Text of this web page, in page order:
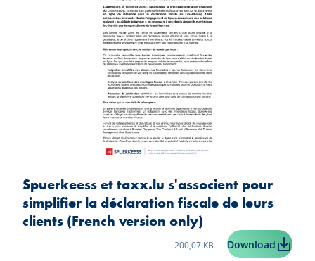
Spuerkeess et taxx.lu s'associent pour
simplifier la déclaration fiscale de leurs
clients (French version only)
Taille du fichier:
200,07 KB Download